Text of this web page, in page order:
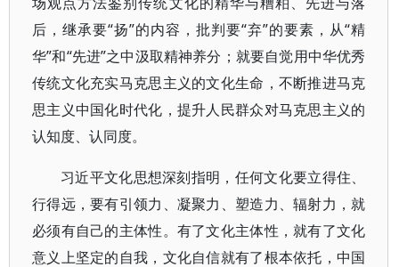
后，继承要“扬”的内容，批判要“弃”的要素，从“精
华”和“先进”之中汲取精神养分；就要自觉用中华优秀
传统文化充实马克思主义的文化生命，不断推进马克
思主义中国化时代化，提升人民群众对马克思主义的
认知度、认同度。
习近平文化思想深刻指明，任何文化要立得住、
行得远，要有引领力、凝聚力、塑造力、辐射力，就
必须有自己的主体性。有了文化主体性，就有了文化
意义上坚定的自我，文化自信就有了根本依托，中国